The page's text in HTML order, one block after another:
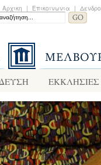
Αρχικη | Επικοινωνια | Δενδρο
ΕΚΚΛΗΣΙΕΣ